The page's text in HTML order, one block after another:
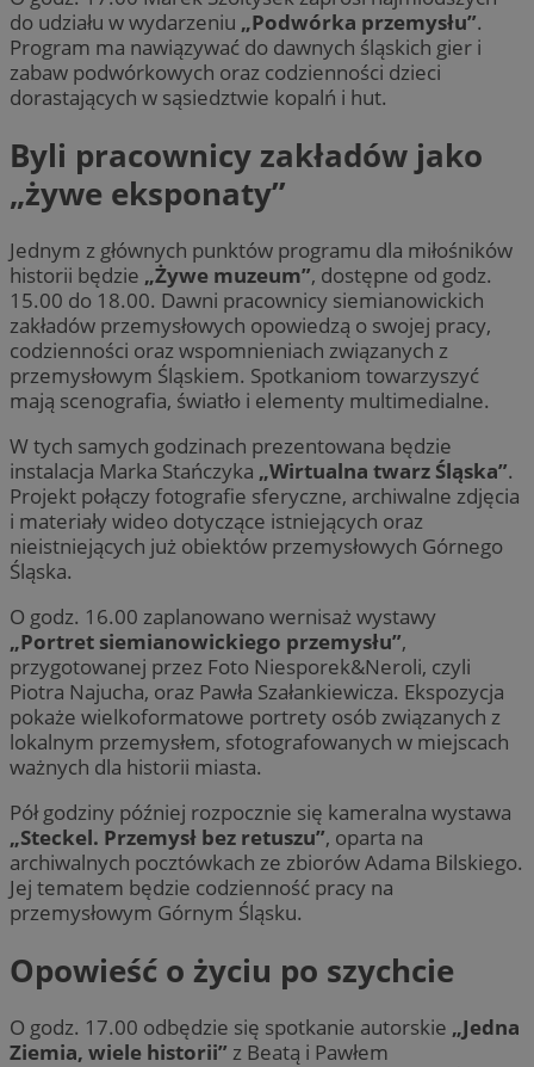
do udziału w wydarzeniu „Podwórka przemysłu”.
Program ma nawiązywać do dawnych śląskich gier i
zabaw podwórkowych oraz codzienności dzieci
dorastających w sąsiedztwie kopalń i hut.
Byli pracownicy zakładów jako
„żywe eksponaty”
Jednym z głównych punktów programu dla miłośników
historii będzie „Żywe muzeum”, dostępne od godz.
15.00 do 18.00. Dawni pracownicy siemianowickich
zakładów przemysłowych opowiedzą o swojej pracy,
codzienności oraz wspomnieniach związanych z
przemysłowym Śląskiem. Spotkaniom towarzyszyć
mają scenografia, światło i elementy multimedialne.
W tych samych godzinach prezentowana będzie
instalacja Marka Stańczyka „Wirtualna twarz Śląska”.
Projekt połączy fotografie sferyczne, archiwalne zdjęcia
i materiały wideo dotyczące istniejących oraz
nieistniejących już obiektów przemysłowych Górnego
Śląska.
O godz. 16.00 zaplanowano wernisaż wystawy
„Portret siemianowickiego przemysłu”,
przygotowanej przez Foto Niesporek&Neroli, czyli
Piotra Najucha, oraz Pawła Szałankiewicza. Ekspozycja
pokaże wielkoformatowe portrety osób związanych z
lokalnym przemysłem, sfotografowanych w miejscach
ważnych dla historii miasta.
Pół godziny później rozpocznie się kameralna wystawa
„Steckel. Przemysł bez retuszu”, oparta na
archiwalnych pocztówkach ze zbiorów Adama Bilskiego.
Jej tematem będzie codzienność pracy na
przemysłowym Górnym Śląsku.
Opowieść o życiu po szychcie
O godz. 17.00 odbędzie się spotkanie autorskie „Jedna
Ziemia, wiele historii” z Beatą i Pawłem